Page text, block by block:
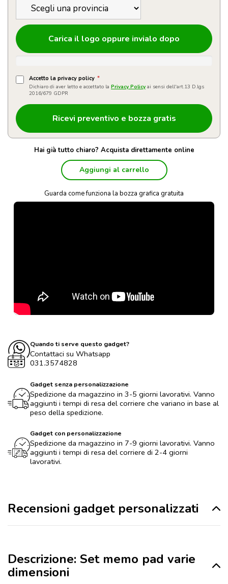
Carica il logo oppure invialo dopo
Accetto la privacy policy *
Dichiaro di aver letto e accettato la Privacy Policy ai sensi dell'art.13 D.lgs
2016/679 GDPR
Hai già tutto chiaro? Acquista direttamente online
Aggiungi al carrello
Guarda come funziona la bozza grafica gratuita
Quando ti serve questo gadget?
Contattaci su Whatsapp
031.3574828
Gadget senza personalizzazione
Spedizione da magazzino in 3-5 giorni lavorativi. Vanno
aggiunti i tempi di resa del corriere che variano in base al
peso della spedizione.
Gadget con personalizzazione
Spedizione da magazzino in 7-9 giorni lavorativi. Vanno
aggiunti i tempi di resa del corriere di 2-4 giorni
lavorativi.
Recensioni gadget personalizzati
Descrizione: Set memo pad varie
dimensioni